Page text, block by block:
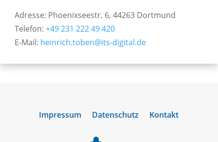
Adresse: Phoenixseestr. 6, 44263 Dortmund
Telefon: +49 231 222 49 420
E-Mail: heinrich.toben@its-digital.de
Impressum Datenschutz Kontakt